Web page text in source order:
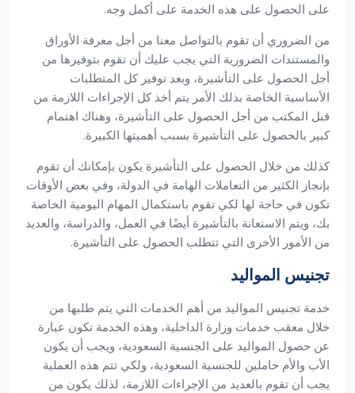
على الحصول على هذه الخدمة على أكمل وجه.
من الضروري أن تقوم بالتواصل معنا من أجل معرفة الأوراق
والمستندات الضرورية التي يجب عليك أن تقوم بتوفيرها من
أجل الحصول على التأشيرة، وبعد توفير كل المتطلبات
الأساسية الخاصة بذلك الأمر يتم أخذ كل الإجراءات اللازمة من
قبل المكتب من أجل الحصول على التأشيرة، وهناك اهتمام
كبير بالحصول على التأشيرة بسبب أهميتها الكبيرة.
كذلك من خلال الحصول على التأشيرة يكون بإمكانك أن تقوم
بإنجاز الكثير من التعاملات الهامة في الدولة، وفي بعض الأوقات
تكون في حاجة لها لكي تقوم باستكمال المهام اليومية الخاصة
بك، ويتم الاستعانة بالتأشيرة أيضًا في العمل، والدراسة، والعديد
من الأمور الأخرى التي تتطلب الحصول على التأشيرة.
تجنيس المواليد
خدمة تجنيس المواليد من أهم الخدمات التي يتم طلبها من
خلال معقب خدمات وزارة الداخلية، وهذه الخدمة تكون عبارة
عن حصول المواليد على الجنسية السعودية، ويجب أن يكون
الأب والأم حاملين للجنسية السعودية، ولكي تتم هذه العملية
يجب أن تقوم بالعديد من الإجراءات اللازمة، لذلك يكون من